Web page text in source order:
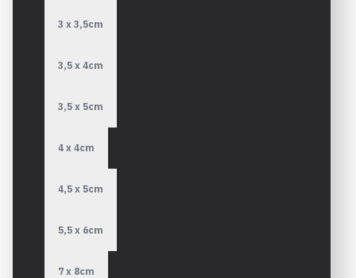
3 x 3,5cm
3,5 x 4cm
3,5 x 5cm
4 x 4cm
4,5 x 5cm
5,5 x 6cm
7 x 8cm